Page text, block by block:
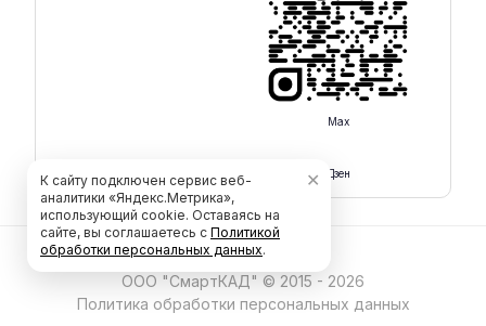
Max
Дзен
ООО "СмартКАД" © 2015 - 2026
Политика обработки персональных данных
К сайту подключен сервис веб-
аналитики «Яндекс.Метрика»,
использующий cookie. Оставаясь на
сайте, вы соглашаетесь с Политикой
обработки персональных данных.
✕